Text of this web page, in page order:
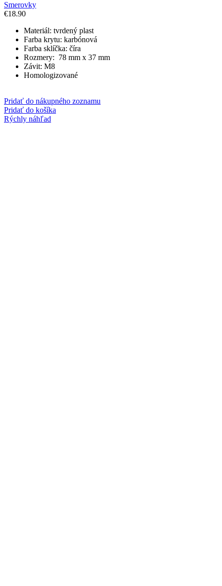
Smerovky
€18.90
Materiál: tvrdený plast
Farba krytu: karbónová
Farba sklíčka: číra
Rozmery: 78 mm x 37 mm
Závit: M8
Homologizované
Pridať do nákupného zoznamu
Pridať do košíka
Rýchly náhľad